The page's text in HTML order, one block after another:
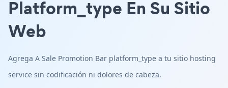
Platform_type En Su Sitio
Web
Agrega A Sale Promotion Bar platform_type a tu sitio hosting
service sin codificación ni dolores de cabeza.